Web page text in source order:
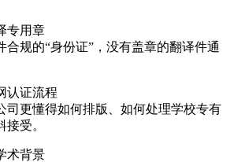
专用章
合规的“身份证”，没有盖章的翻译件通
认证流程
司更懂得如何排版、如何处理学校专有
受。
术背景